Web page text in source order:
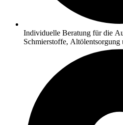
Individuelle Beratung für die
Schmierstoffe, Altölentsorgung